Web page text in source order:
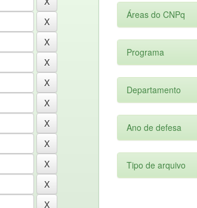
Áreas do CNPq
Programa
Departamento
Ano de defesa
Tipo de arquivo